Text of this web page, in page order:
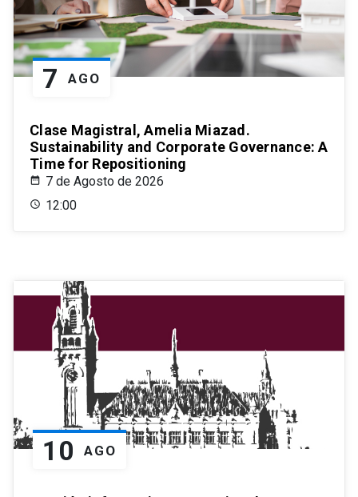
7 AGO
Clase Magistral, Amelia Miazad.
Sustainability and Corporate Governance: A
Time for Repositioning
7 de Agosto de 2026
12:00
10 AGO